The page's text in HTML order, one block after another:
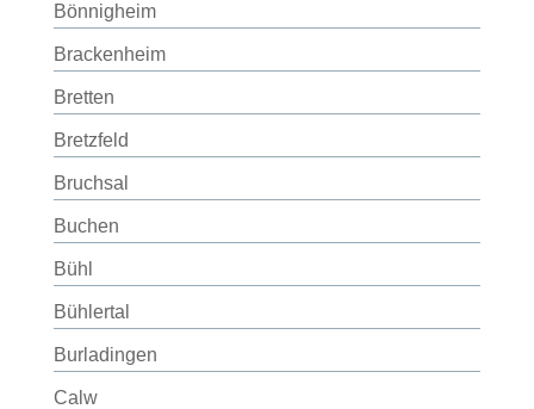
Bönnigheim
Brackenheim
Bretten
Bretzfeld
Bruchsal
Buchen
Bühl
Bühlertal
Burladingen
Calw